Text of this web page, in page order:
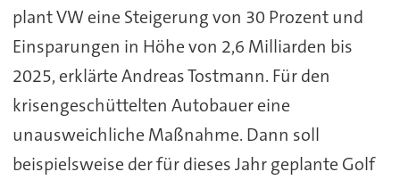
plant VW eine Steigerung von 30 Prozent und
Einsparungen in Höhe von 2,6 Milliarden bis
2025, erklärte Andreas Tostmann. Für den
krisengeschüttelten Autobauer eine
unausweichliche Maßnahme. Dann soll
beispielsweise der für dieses Jahr geplante Golf